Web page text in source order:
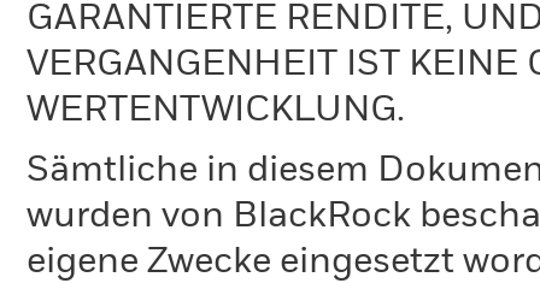
GARANTIERTE RENDITE,
VERGANGENHEIT IST KEINE
WERTENTWICKLUNG.
Sämtliche in diesem
wurden von BlackRock
eigene Zwecke eingesetzt